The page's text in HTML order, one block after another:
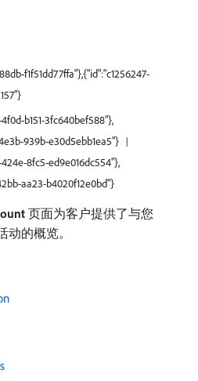
f1f51dd77ffa"},{"id":"c1256247-
b151-3fc640bef588"},
939b-e30d5ebb1ea5"}
8fc5-ed9e016dc554"},
aa23-b4020f12e0bd"}
​页面为客户提供了与您
的概览。